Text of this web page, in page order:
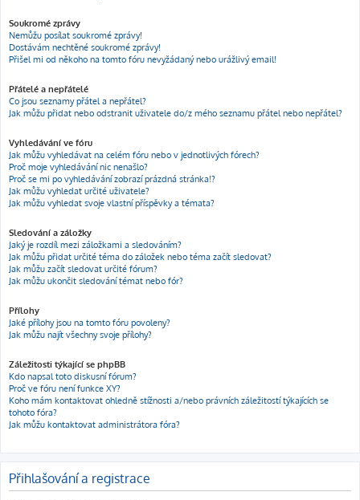
Soukromé zprávy
Nemůžu posílat soukromé zprávy!
Dostávám nechtěné soukromé zprávy!
Přišel mi od někoho na tomto fóru nevyžádaný nebo urážlivý email!
Přátelé a nepřátelé
Co jsou seznamy přátel a nepřátel?
Jak můžu přidat nebo odstranit uživatele do/z mého seznamu přátel nebo nepřátel?
Vyhledávání ve fóru
Jak můžu vyhledávat na celém fóru nebo v jednotlivých fórech?
Proč moje vyhledávání nic nenašlo?
Proč se mi po vyhledávání zobrazí prázdná stránka!?
Jak můžu vyhledat určité uživatele?
Jak můžu vyhledat svoje vlastní příspěvky a témata?
Sledování a záložky
Jaký je rozdíl mezi záložkami a sledováním?
Jak můžu přidat určité téma do záložek nebo téma začít sledovat?
Jak můžu začít sledovat určité fórum?
Jak můžu ukončit sledování témat nebo fór?
Přílohy
Jaké přílohy jsou na tomto fóru povoleny?
Jak můžu najít všechny svoje přílohy?
Záležitosti týkající se phpBB
Kdo napsal toto diskusní fórum?
Proč ve fóru není funkce XY?
Koho mám kontaktovat ohledně stížnosti a/nebo právních záležitostí týkajících se
tohoto fóra?
Jak můžu kontaktovat administrátora fóra?
Přihlašování a registrace